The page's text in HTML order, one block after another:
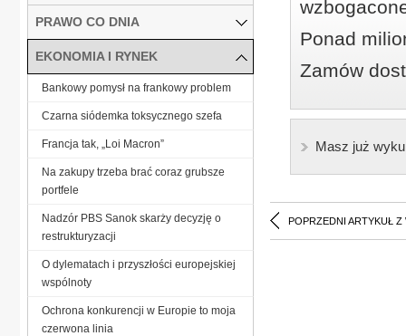
Ponad
Zamów
Masz już
POPRZEDNI ARTYKUŁ Z
PRAWO CO DNIA
EKONOMIA I RYNEK
Bankowy pomysł na frankowy problem
Czarna siódemka toksycznego szefa
Francja tak, „Loi Macron”
Na zakupy trzeba brać coraz grubsze
portfele
Nadzór PBS Sanok skarży decyzję o
restrukturyzacji
O dylematach i przyszłości europejskiej
wspólnoty
Ochrona konkurencji w Europie to moja
czerwona linia